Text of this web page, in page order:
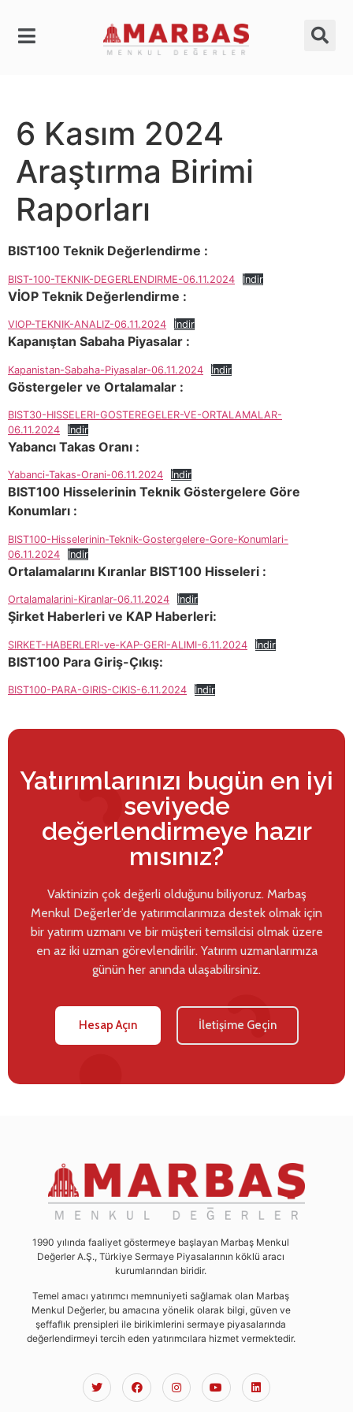
6 Kasım 2024
Araştırma Birimi
Raporları
BIST100 Teknik Değerlendirme :
BIST-100-TEKNIK-DEGERLENDIRME-06.11.2024 İndir
VİOP Teknik Değerlendirme :
VIOP-TEKNIK-ANALIZ-06.11.2024 İndir
Kapanıştan Sabaha Piyasalar :
Kapanistan-Sabaha-Piyasalar-06.11.2024 İndir
Göstergeler ve Ortalamalar :
BIST30-HISSELERI-GOSTEREGELER-VE-ORTALAMALAR-
06.11.2024
İndir
Yabancı Takas Oranı :
Yabanci-Takas-Orani-06.11.2024 İndir
BIST100 Hisselerinin Teknik Göstergelere Göre
Konumları :
BIST100-Hisselerinin-Teknik-Gostergelere-Gore-Konumlari-
06.11.2024
İndir
Ortalamalarını Kıranlar BIST100 Hisseleri :
Ortalamalarini-Kiranlar-06.11.2024 İndir
Şirket Haberleri ve KAP Haberleri:
SIRKET-HABERLERI-ve-KAP-GERI-ALIMI-6.11.2024 İndir
BIST100 Para Giriş-Çıkış:
BIST100-PARA-GIRIS-CIKIS-6.11.2024 İndir
Yatırımlarınızı bugün en iyi
seviyede
değerlendirmeye hazır
mısınız?
Vaktinizin çok değerli olduğunu biliyoruz. Marbaş
Menkul Değerler’de yatırımcılarımıza destek olmak için
bir yatırım uzmanı ve bir müşteri temsilcisi olmak üzere
en az iki uzman görevlendirilir. Yatırım uzmanlarımıza
günün her anında ulaşabilirsiniz.
Hesap Açın İletişime Geçin
1990 yılında faaliyet göstermeye başlayan Marbaş Menkul
Değerler A.Ş., Türkiye Sermaye Piyasalarının köklü aracı
kurumlarından biridir.
Temel amacı yatırımcı memnuniyeti sağlamak olan Marbaş
Menkul Değerler, bu amacına yönelik olarak bilgi, güven ve
şeffaflık prensipleri ile birikimlerini sermaye piyasalarında
değerlendirmeyi tercih eden yatırımcılara hizmet vermektedir.